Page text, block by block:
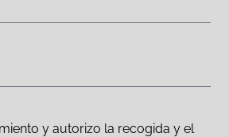
y autorizo la recogida y el